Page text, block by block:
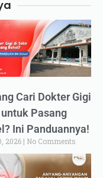
Cari Dokter Gigi
Pasang
Ini Panduannya!
2026 No Comments